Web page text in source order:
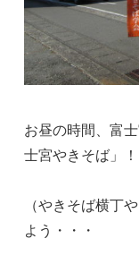
お昼の時間、富
士宮やきそば」！
（やきそば横丁
よう・・・